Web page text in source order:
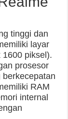
tinggi dan
layar
piksel).
prosesor
berkecepatan
RAM
internal